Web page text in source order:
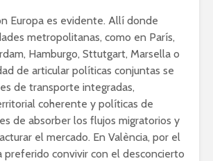
Europa es evidente. Allí donde
metropolitanas, como en París,
Hamburgo, Sttutgart, Marsella o
de articular políticas conjuntas se
de transporte integradas,
coherente y políticas de
de absorber los flujos migratorios y
el mercado. En València, por el
preferido convivir con el desconcierto